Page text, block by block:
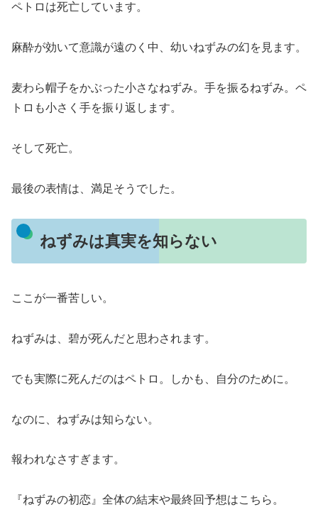
ペトロは死亡しています。
麻酔が効いて意識が遠のく中、幼いねずみの幻を見ます。
麦わら帽子をかぶった小さなねずみ。手を振るねずみ。ペ
トロも小さく手を振り返します。
そして死亡。
最後の表情は、満足そうでした。
ねずみは真実を知らない
ここが一番苦しい。
ねずみは、碧が死んだと思わされます。
でも実際に死んだのはペトロ。しかも、自分のために。
なのに、ねずみは知らない。
報われなさすぎます。
『ねずみの初恋』全体の結末や最終回予想はこちら。